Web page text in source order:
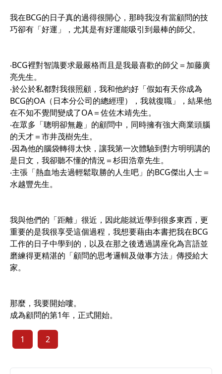
我在BCG的日子真的過得很開心，那時我沒有當顧問的技
巧卻有「好運」，尤其是有好運能吸引到最棒的師父。
‧BCG裡對智識要求最嚴格而且是我最喜歡的師父＝加藤廣
亮先生。
‧於公於私都對我很照顧，我和他約好「假如有天你成為
BCG的OA（日本分公司的總經理），我就復職」，結果他
在不知不覺間變成了OA＝佐佐木靖先生。
‧在眾多「聰明卻無趣」的顧問中，同時擁有強大商業頭腦
的天才＝市井茂樹先生。
‧因為他的腦袋轉得太快，讓我第一次體驗到對方明明講的
是日文，我卻聽不懂的情況＝杉田浩章先生。
‧主張「熱血地去過輕鬆取勝的人生吧」的BCG傑出人士＝
水越豐先生。
我與他們的「距離」很近，因此能就近學到很多東西，更
重要的是我很享受這個過程，我想要藉由本書把我在BCG
工作的日子中學到的，以及在那之後透過講座化為言語並
磨練得更精湛的「顧問的思考邏輯及做事方法」傳授給大
家。
那麼，我要開始嘍。
成為顧問的第1年，正式開始。
1 2